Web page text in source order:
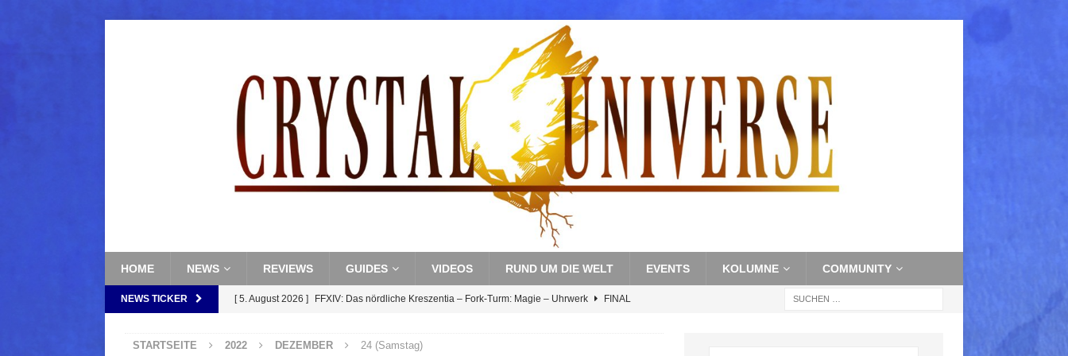
HOME NEWS REVIEWS GUIDES VIDEOS RUND UM DIE WELT EVENTS KOLUMNE COMMUNITY
NEWS TICKER [ 5. August 2026 ] FFXIV: Das nördliche Kreszentia – Fork-Turm: Magie – Uhrwerk FINAL
FFXIV: Das nördliche Kreszentia – Fork-Turm: Magie – Boss 3: Nekrophobia
STARTSEITE 2022 DEZEMBER 24 (Samstag)